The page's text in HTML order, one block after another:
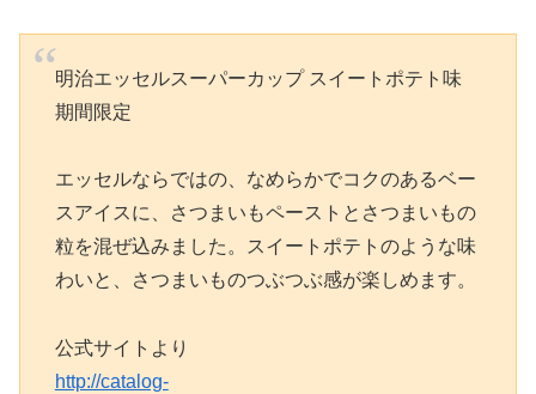
明治エッセルスーパーカップ スイートポテト味
期間限定
エッセルならではの、なめらかでコクのあるベー
スアイスに、さつまいもペーストとさつまいもの
粒を混ぜ込みました。スイートポテトのような味
わいと、さつまいものつぶつぶ感が楽しめます。
公式サイトより
http://catalog-